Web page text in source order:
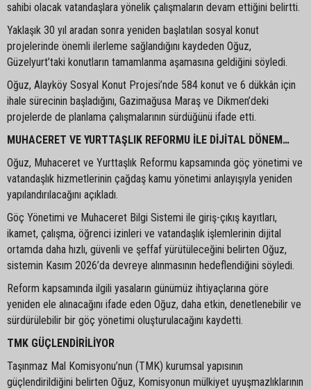
sahibi olacak vatandaşlara yönelik çalışmaların devam ettiğini belirtti.
Yaklaşık 30 yıl aradan sonra yeniden başlatılan sosyal konut
projelerinde önemli ilerleme sağlandığını kaydeden Oğuz,
Güzelyurt’taki konutların tamamlanma aşamasına geldiğini söyledi.
Oğuz, Alayköy Sosyal Konut Projesi’nde 584 konut ve 6 dükkân için
ihale sürecinin başladığını, Gazimağusa Maraş ve Dikmen’deki
projelerde de planlama çalışmalarının sürdüğünü ifade etti.
MUHACERET VE YURTTAŞLIK REFORMU İLE DİJİTAL DÖNEM…
Oğuz, Muhaceret ve Yurttaşlık Reformu kapsamında göç yönetimi ve
vatandaşlık hizmetlerinin çağdaş kamu yönetimi anlayışıyla yeniden
yapılandırılacağını açıkladı.
Göç Yönetimi ve Muhaceret Bilgi Sistemi ile giriş-çıkış kayıtları,
ikamet, çalışma, öğrenci izinleri ve vatandaşlık işlemlerinin dijital
ortamda daha hızlı, güvenli ve şeffaf yürütüleceğini belirten Oğuz,
sistemin Kasım 2026’da devreye alınmasının hedeflendiğini söyledi.
Reform kapsamında ilgili yasaların günümüz ihtiyaçlarına göre
yeniden ele alınacağını ifade eden Oğuz, daha etkin, denetlenebilir ve
sürdürülebilir bir göç yönetimi oluşturulacağını kaydetti.
TMK GÜÇLENDİRİLİYOR
Taşınmaz Mal Komisyonu’nun (TMK) kurumsal yapısının
güçlendirildiğini belirten Oğuz, Komisyonun mülkiyet uyuşmazlıklarının